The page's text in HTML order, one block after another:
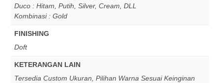
Duco : Hitam, Putih, Silver, Cream, DLL
Kombinasi : Gold
FINISHING
Doft
KETERANGAN LAIN
Tersedia Custom Ukuran, Pilihan Warna Sesuai Keinginan